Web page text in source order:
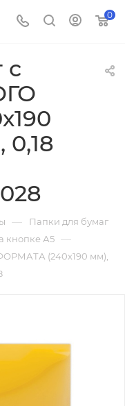
0
с
— Папки для бумаг
кнопке А5 —
(240х190 мм),